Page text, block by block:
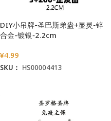
DIY小吊牌-圣巴斯弟盎+显灵-锌
合金-镀银-2.2cm
¥4.99
SKU： HS00004413